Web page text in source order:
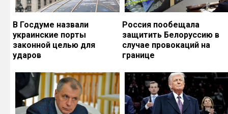
В Госдуме назвали
украинские порты
законной целью для
ударов
Россия пообещала
защитить Белоруссию в
случае провокаций на
границе